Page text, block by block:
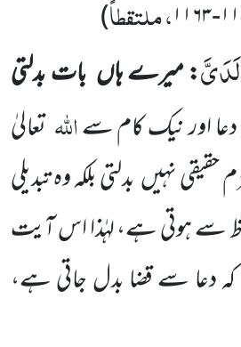
، ملتقطاً)
: میرے ہاں بات بدلتی
اور نیک کام سےاللہتعالیٰ
نہیں بدلتی بلکہ وہ تبدیلی
سے ہوتی ہے، لہٰذا اس آیت
دعا سے قضا بدل جاتی ہے،